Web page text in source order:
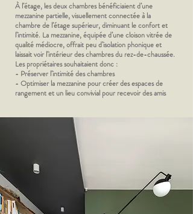
À l’étage, les deux chambres bénéficiaient d’une
mezzanine partielle, visuellement connectée à la
chambre de l’étage supérieur, diminuant le confort et
l’intimité. La mezzanine, équipée d’une cloison vitrée de
qualité médiocre, offrait peu d’isolation phonique et
laissait voir l’intérieur des chambres du rez-de-chaussée.
Les propriétaires souhaitaient donc :
- Préserver l’intimité des chambres
- Optimiser la mezzanine pour créer des espaces de
rangement et un lieu convivial pour recevoir des amis